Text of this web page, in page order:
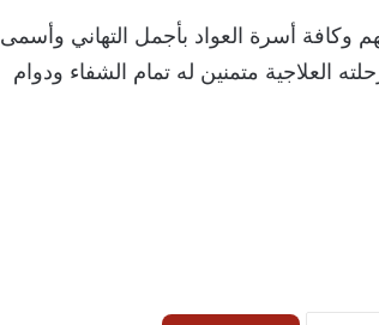
وكافة أسرة العواد بأجمل التهاني وأسمى
العلاجية متمنين له تمام الشفاء ودوام